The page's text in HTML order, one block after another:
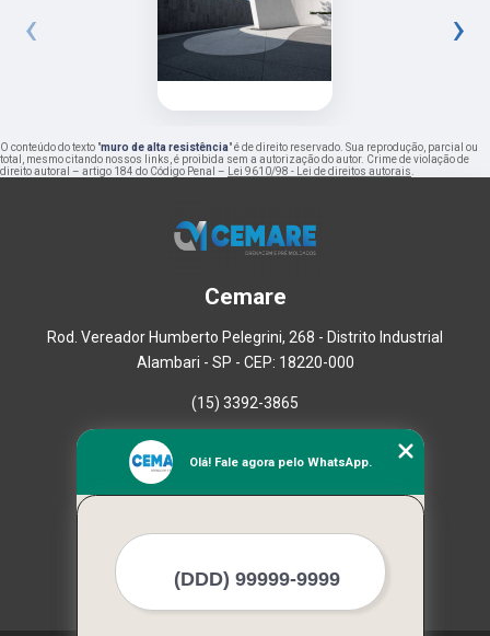
‹ ›
O conteúdo do texto "muro de alta resistência" é de direito reservado. Sua reprodução, parcial ou
total, mesmo citando nossos links, é proibida sem a autorização do autor. Crime de violação de
direito autoral – artigo 184 do Código Penal –
Lei 9610/98 - Lei de direitos autorais
Cemare
Rod. Vereador Humberto Pelegrini, 268 - Distrito Industrial
Alambari - SP - CEP: 18220-000
(15) 3392-3865
Empresa
Missão
Mapa do site
Mais Serviços
Olá! Fale agora pelo WhatsApp.